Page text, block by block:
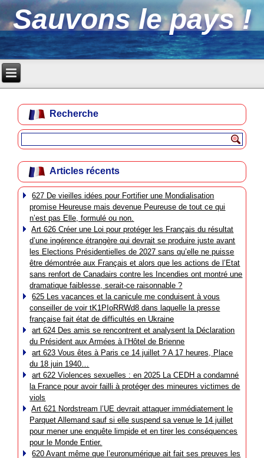
Sauvons le pays !
Recherche
Articles récents
627 De vieilles idées pour Fortifier une Mondialisation
promise Heureuse mais devenue Peureuse de tout ce qui
n’est pas Elle, formulé ou non.
Art 626 Créer une Loi pour protéger les Français du résultat
d’une ingérence étrangère qui devrait se produire juste avant
les Elections Présidentielles de 2027 sans qu’elle ne puisse
être démontrée aux Français et alors que les actions de l’Etat
sans renfort de Canadairs contre les Incendies ont montré une
dramatique faiblesse, serait-ce raisonnable ?
625 Les vacances et la canicule me conduisent à vous
conseiller de voir tK1PIoRRWd8 dans laquelle la presse
française fait état de difficultés en Ukraine
art 624 Des amis se rencontrent et analysent la Déclaration
du Président aux Armées à l’Hôtel de Brienne
art 623 Vous êtes à Paris ce 14 juillet ? A 17 heures, Place
du 18 juin 1940…
art 622 Violences sexuelles : en 2025 La CEDH a condamné
la France pour avoir failli à protéger des mineures victimes de
viols
Art 621 Nordstream l’UE devrait attaquer immédiatement le
Parquet Allemand sauf si elle suspend sa venue le 14 juillet
pour mener une enquête limpide et en tirer les conséquences
pour le Monde Entier.
620 Avant même que l’euronumérique ait fait ses preuves les